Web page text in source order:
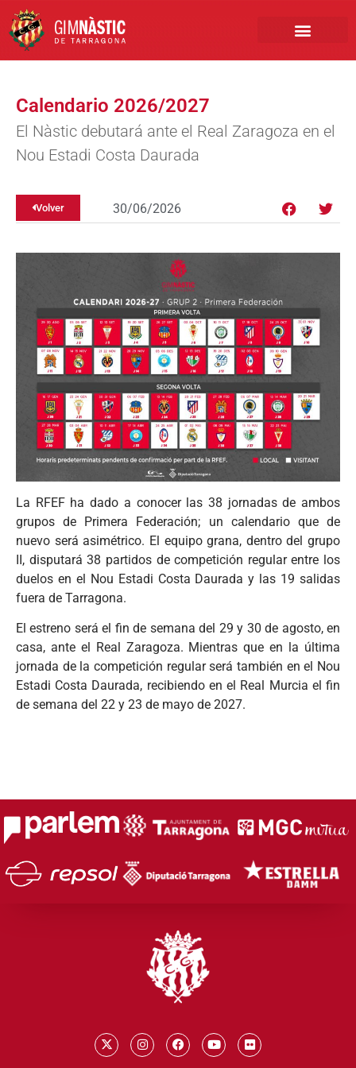
Calendario 2026/2027
El Nàstic debutará ante el Real Zaragoza en el
Nou Estadi Costa Daurada
Volver 30/06/2026
La RFEF ha dado a conocer las 38 jornadas de ambos
grupos de Primera Federación; un calendario que de
nuevo será asimétrico. El equipo grana, dentro del grupo
II, disputará 38 partidos de competición regular entre los
duelos en el Nou Estadi Costa Daurada y las 19 salidas
fuera de Tarragona.
El estreno será el fin de semana del 29 y 30 de agosto, en
casa, ante el Real Zaragoza. Mientras que en la última
jornada de la competición regular será también en el Nou
Estadi Costa Daurada, recibiendo en el Real Murcia el fin
de semana del 22 y 23 de mayo de 2027.